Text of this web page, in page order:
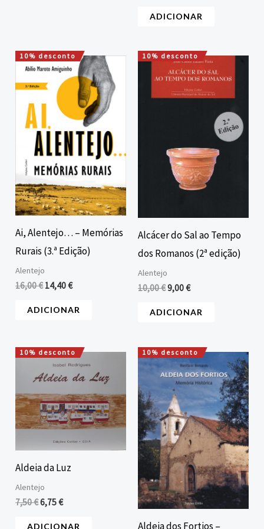
ADICIONAR
10% desconto
Ai, Alentejo… – Memórias
Rurais (3.ª Edição)
Alentejo
16,00€
O
preço
original
era:
16,00 €.
14,40€
O
preço
atual
é:
14,40 €.
ADICIONAR
10% desconto
Alcácer do Sal ao Tempo
dos Romanos (2ª edição)
Alentejo
10,00€
O
preço
original
era:
9,00€
O
preço
atual
é:
ADICIONAR
10% desconto
Aldeia da Luz
Alentejo
7,50€
O
preço
original
7,50 €.
6,75€
O
preço
atual
6,75 €.
ADICIONAR
10% desconto
Aldeia dos Fortios –
O
preço
original
era:
25,00 €.
O
preço
atual
22,50 €.